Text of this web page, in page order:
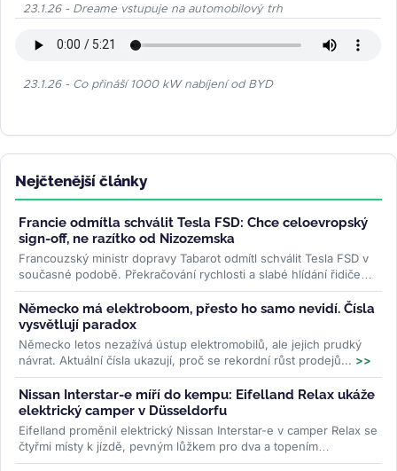
23.1.26 - Dreame vstupuje na automobilový trh
23.1.26 - Co přináší 1000 kW nabíjení od BYD
Nejčtenější články
Francie odmítla schválit Tesla FSD: Chce celoevropský
sign-off, ne razítko od Nizozemska
Francouzský ministr dopravy Tabarot odmítl schválit Tesla FSD v
současné podobě. Překračování rychlosti a slabé hlídání řidiče
ve...>>
Německo má elektroboom, přesto ho samo nevidí. Čísla
vysvětlují paradox
Německo letos nezažívá ústup elektromobilů, ale jejich prudký
návrat. Aktuální čísla ukazují, proč se rekordní růst prodejů... >>
Nissan Interstar-e míří do kempu: Eifelland Relax ukáže
elektrický camper v Düsseldorfu
Eifelland proměnil elektrický Nissan Interstar-e v camper Relax se
čtyřmi místy k jízdě, pevným lůžkem pro dva a topením
napájeným z...>>